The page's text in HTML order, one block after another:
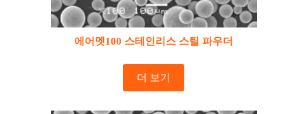
에어멧100 스테인리스 스틸 파우더
더 보기